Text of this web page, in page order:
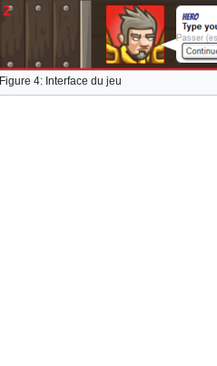
Figure 4: Interface du jeu